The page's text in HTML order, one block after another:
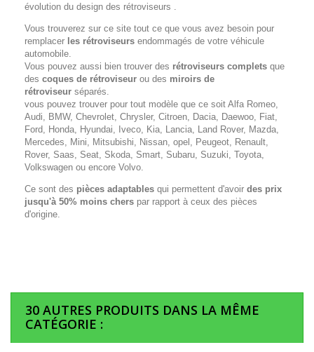
évolution du design des rétroviseurs .
Vous trouverez sur ce site tout ce que vous avez besoin pour
remplacer les rétroviseurs endommagés de votre véhicule
automobile.
Vous pouvez aussi bien trouver des rétroviseurs complets que
des coques de rétroviseur ou des miroirs de
rétroviseur séparés.
vous pouvez trouver pour tout modèle que ce soit Alfa Romeo,
Audi, BMW, Chevrolet, Chrysler, Citroen, Dacia, Daewoo, Fiat,
Ford, Honda, Hyundai, Iveco, Kia, Lancia, Land Rover, Mazda,
Mercedes, Mini, Mitsubishi, Nissan, opel, Peugeot, Renault,
Rover, Saas, Seat, Skoda, Smart, Subaru, Suzuki, Toyota,
Volkswagen ou encore Volvo.
Ce sont des pièces adaptables qui permettent d'avoir des prix
jusqu'à 50% moins chers par rapport à ceux des pièces
d'origine.
30 AUTRES PRODUITS DANS LA MÊME
CATÉGORIE :